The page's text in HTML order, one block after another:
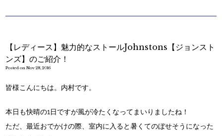
【レディース】魅力的なストールJohnstons【ジョンスト
ンズ】のご紹介！
Posted on Nov 28, 2016
皆様こんにちは。内村です。
本日も快晴の1日ですが風が冷たくなってまいりましたね！
ただ、最近おでかけの際、室内に入ると暑くてのぼせそうになった